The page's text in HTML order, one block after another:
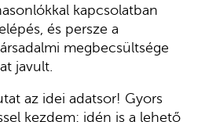
kapcsolatban
és persze a
megbecsültsége
javult.
az idei adatsor! Gyors
kezdem: idén is a lehető